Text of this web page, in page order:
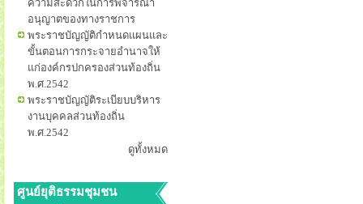
ความสะดวกในการพิจารณา
อนุญาตของทางราชการ
พระราชบัญญัติกำหนดแผนและ
ขั้นตอนการกระจายอำนาจให้
แก่องค์กรปกครองส่วนท้องถิ่น
พ.ศ.2542
พระราชบัญญัติระเบียบบริหาร
งานบุคคลส่วนท้องถิ่น
พ.ศ.2542
ดูทั้งหมด
ศูนย์ยุติธรรมชุมชน